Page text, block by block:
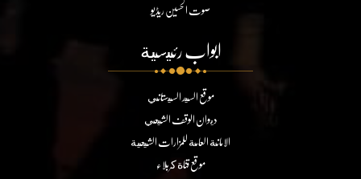
صوت الحسین ریڈیو
ابواب رئيسية
موقع السيد السيستاني
ديوان الوقف الشيعي
الامانة العامة للمزارات الشيعية
موقع قناة كربلاء